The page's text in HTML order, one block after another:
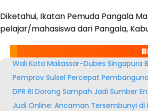
Diketahui, Ikatan Pemuda Pangala
pelajar/mahasiswa dari Pangala,
Wali Kota Makassar-Dubes Singapura
Pemprov Sulsel Percepat
DPR RI Dorong Sampah Jadi Sumber
Judi Online: Ancaman Tersembunyi di